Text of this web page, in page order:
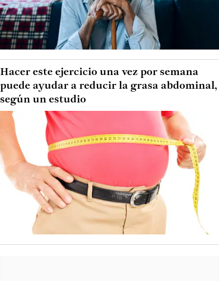
Hacer este ejercicio una vez por semana
puede ayudar a reducir la grasa abdominal,
según un estudio